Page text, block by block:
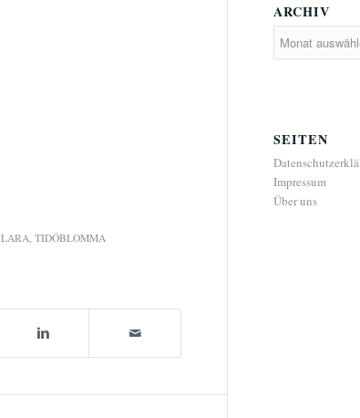
, TIDÖBLOMMA
ARCHIV
SEITEN
Impressum
Über uns